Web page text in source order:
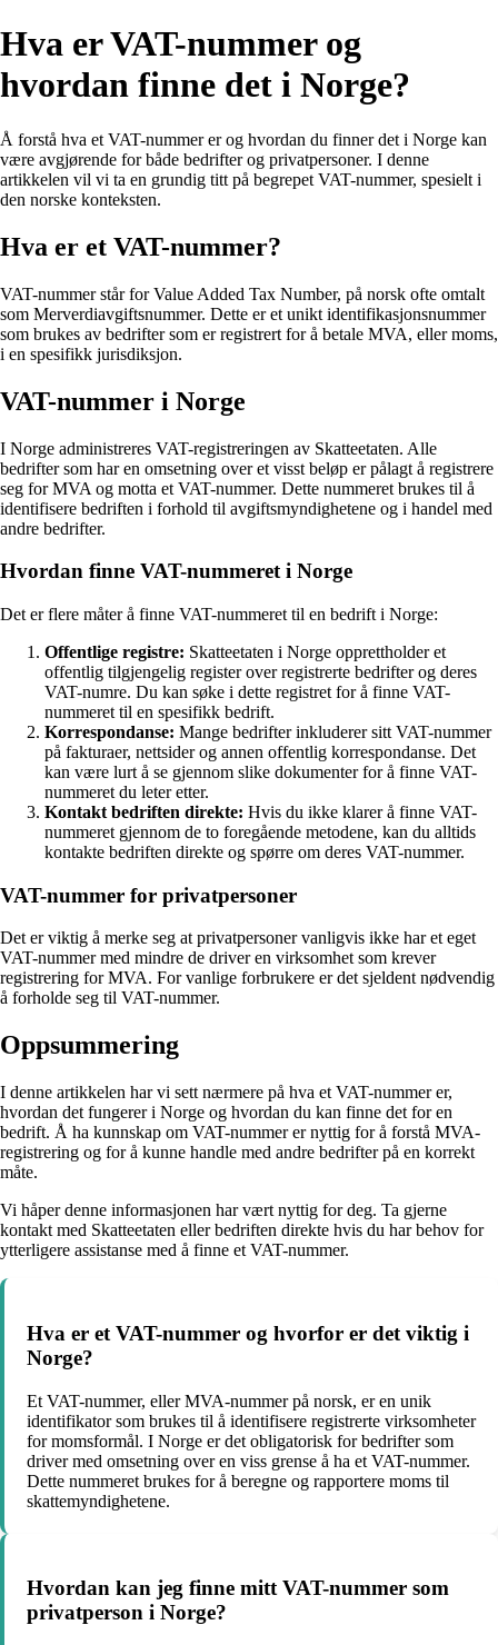
Hva er VAT-nummer og
hvordan finne det i Norge?
Å forstå hva et VAT-nummer er og hvordan du finner det i Norge kan
være avgjørende for både bedrifter og privatpersoner. I denne
artikkelen vil vi ta en grundig titt på begrepet VAT-nummer, spesielt i
den norske konteksten.
Hva er et VAT-nummer?
VAT-nummer står for Value Added Tax Number, på norsk ofte omtalt
som Merverdiavgiftsnummer. Dette er et unikt identifikasjonsnummer
som brukes av bedrifter som er registrert for å betale MVA, eller moms,
i en spesifikk jurisdiksjon.
VAT-nummer i Norge
I Norge administreres VAT-registreringen av Skatteetaten. Alle
bedrifter som har en omsetning over et visst beløp er pålagt å registrere
seg for MVA og motta et VAT-nummer. Dette nummeret brukes til å
identifisere bedriften i forhold til avgiftsmyndighetene og i handel med
andre bedrifter.
Hvordan finne VAT-nummeret i Norge
Det er flere måter å finne VAT-nummeret til en bedrift i Norge:
Offentlige registre: Skatteetaten i Norge opprettholder et
offentlig tilgjengelig register over registrerte bedrifter og deres
VAT-numre. Du kan søke i dette registret for å finne VAT-
nummeret til en spesifikk bedrift.
Korrespondanse: Mange bedrifter inkluderer sitt VAT-nummer
på fakturaer, nettsider og annen offentlig korrespondanse. Det
kan være lurt å se gjennom slike dokumenter for å finne VAT-
nummeret du leter etter.
Kontakt bedriften direkte: Hvis du ikke klarer å finne VAT-
nummeret gjennom de to foregående metodene, kan du alltids
kontakte bedriften direkte og spørre om deres VAT-nummer.
VAT-nummer for privatpersoner
Det er viktig å merke seg at privatpersoner vanligvis ikke har et eget
VAT-nummer med mindre de driver en virksomhet som krever
registrering for MVA. For vanlige forbrukere er det sjeldent nødvendig
å forholde seg til VAT-nummer.
Oppsummering
I denne artikkelen har vi sett nærmere på hva et VAT-nummer er,
hvordan det fungerer i Norge og hvordan du kan finne det for en
bedrift. Å ha kunnskap om VAT-nummer er nyttig for å forstå MVA-
registrering og for å kunne handle med andre bedrifter på en korrekt
måte.
Vi håper denne informasjonen har vært nyttig for deg. Ta gjerne
kontakt med Skatteetaten eller bedriften direkte hvis du har behov for
ytterligere assistanse med å finne et VAT-nummer.
Hva er et VAT-nummer og hvorfor er det viktig i
Norge?
Et VAT-nummer, eller MVA-nummer på norsk, er en unik
identifikator som brukes til å identifisere registrerte virksomheter
for momsformål. I Norge er det obligatorisk for bedrifter som
driver med omsetning over en viss grense å ha et VAT-nummer.
Dette nummeret brukes for å beregne og rapportere moms til
skattemyndighetene.
Hvordan kan jeg finne mitt VAT-nummer som
privatperson i Norge?